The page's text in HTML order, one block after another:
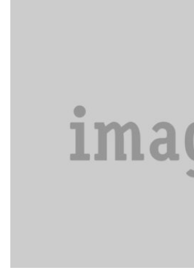
Uniformed day porter